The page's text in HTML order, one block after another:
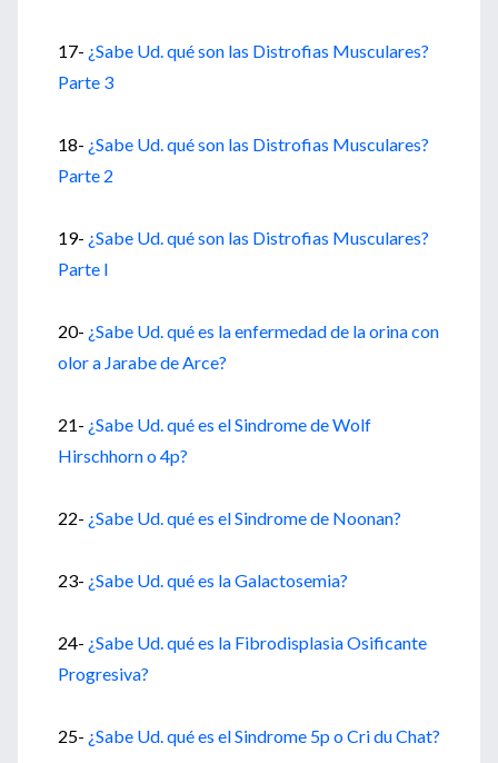
17- ¿Sabe Ud. qué son las Distrofias Musculares?
Parte 3
18- ¿Sabe Ud. qué son las Distrofias Musculares?
Parte 2
19- ¿Sabe Ud. qué son las Distrofias Musculares?
Parte I
20- ¿Sabe Ud. qué es la enfermedad de la orina con
olor a Jarabe de Arce?
21- ¿Sabe Ud. qué es el Sindrome de Wolf
Hirschhorn o 4p?
22- ¿Sabe Ud. qué es el Sindrome de Noonan?
23- ¿Sabe Ud. qué es la Galactosemia?
24- ¿Sabe Ud. qué es la Fibrodisplasia Osificante
Progresiva?
25- ¿Sabe Ud. qué es el Sindrome 5p o Cri du Chat?